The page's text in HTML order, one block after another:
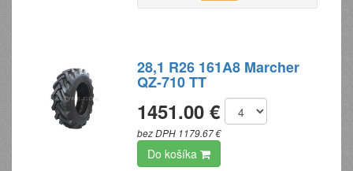
28,1 R26 161A8 Marcher
QZ-710 TT
1451.00 €
bez DPH 1179.67 €
Do košíka